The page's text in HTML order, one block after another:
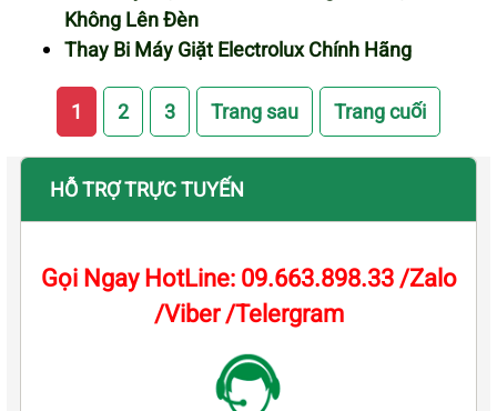
Không Lên Đèn
Thay Bi Máy Giặt Electrolux Chính Hãng
1 2 3 Trang sau Trang cuối
HỖ TRỢ TRỰC TUYẾN
Gọi Ngay HotLine: 09.663.898.33 /Zalo
/Viber /Telergram